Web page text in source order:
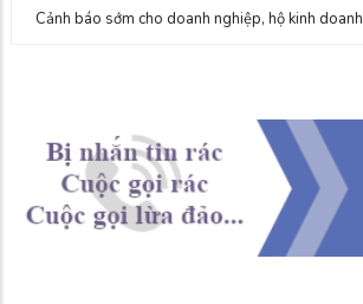
Cảnh báo sớm cho doanh nghiệp, hộ kinh doanh